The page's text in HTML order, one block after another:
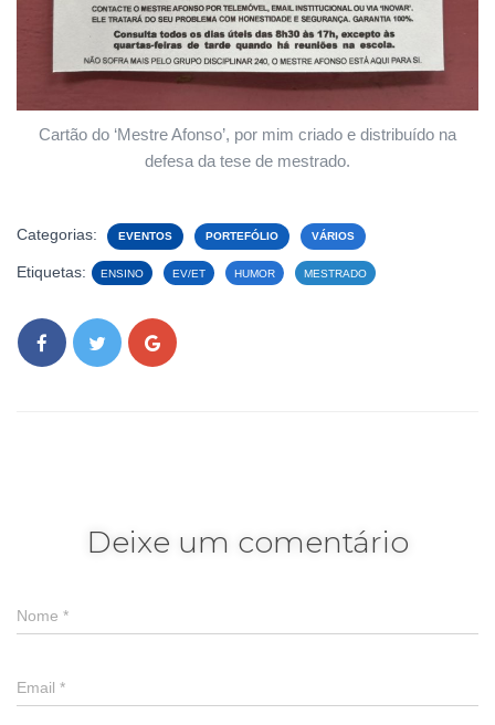
Cartão do ‘Mestre Afonso’, por mim criado e distribuído na
defesa da tese de mestrado.
Categorias: EVENTOS PORTEFÓLIO VÁRIOS
Etiquetas: ENSINO EV/ET HUMOR MESTRADO
Deixe um comentário
Nome *
Email *